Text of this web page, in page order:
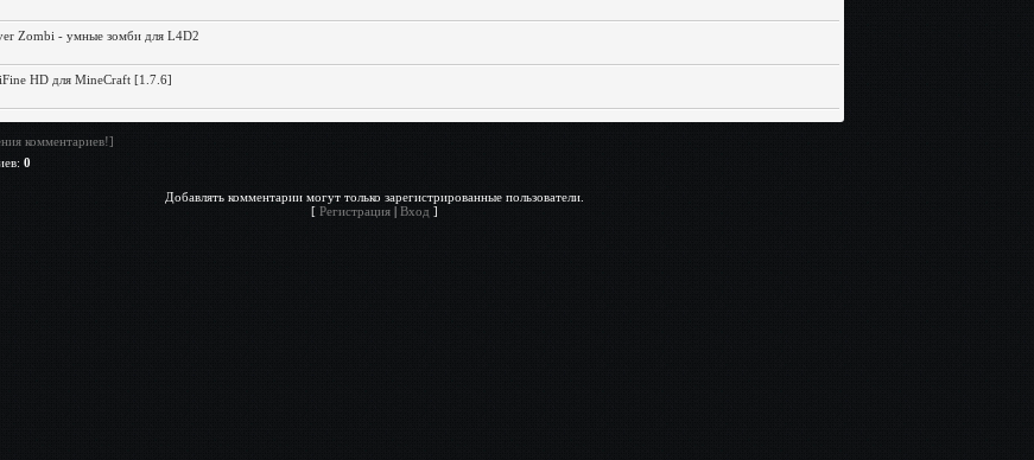
Zombi - умные зомби для L4D2
HD для MineCraft [1.7.6]
комментариев!]
: 0
Добавлять комментарии могут только зарегистрированные пользователи.
[ Регистрация| Вход ]